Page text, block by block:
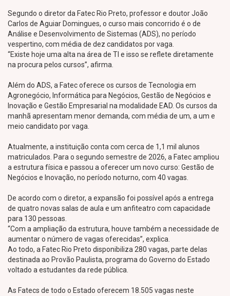
Segundo o diretor da Fatec Rio Preto, professor e doutor João
Carlos de Aguiar Domingues, o curso mais concorrido é o de
Análise e Desenvolvimento de Sistemas (ADS), no período
vespertino, com média de dez candidatos por vaga.
“Existe hoje uma alta na área de TI e isso se reflete diretamente
na procura pelos cursos”, afirma.
Além do ADS, a Fatec oferece os cursos de Tecnologia em
Agronegócio, Informática para Negócios, Gestão de Negócios e
Inovação e Gestão Empresarial na modalidade EAD. Os cursos da
manhã apresentam menor demanda, com média de um, a um e
meio candidato por vaga.
Atualmente, a instituição conta com cerca de 1,1 mil alunos
matriculados. Para o segundo semestre de 2026, a Fatec ampliou
a estrutura física e passou a oferecer um novo curso: Gestão de
Negócios e Inovação, no período noturno, com 40 vagas.
De acordo com o diretor, a expansão foi possível após a entrega
de quatro novas salas de aula e um anfiteatro com capacidade
para 130 pessoas.
“Com a ampliação da estrutura, houve também a necessidade de
aumentar o número de vagas oferecidas”, explica.
Ao todo, a Fatec Rio Preto disponibiliza 280 vagas, parte delas
destinada ao Provão Paulista, programa do Governo do Estado
voltado a estudantes da rede pública.
As Fatecs de todo o Estado oferecem 18.505 vagas neste